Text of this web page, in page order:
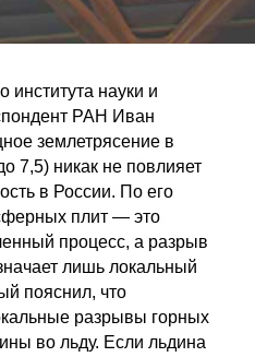
института науки и
РАН Иван
землетрясение в
7,5) никак не повлияет
в России. По его
плит — это
процесс, а разрыв
лишь локальный
пояснил, что
разрывы горных
во льду. Если льдина